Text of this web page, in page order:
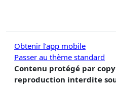
Obtenir l’app mobile
Passer au thème standard
Contenu protégé par
reproduction interdite